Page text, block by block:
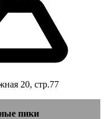
20, стр.77
пики